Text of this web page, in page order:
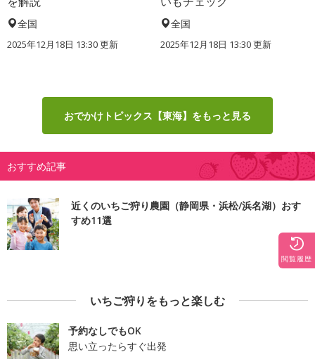
全国
2025年12月18日 13:30 更新
全国
2025年12月18日 13:30 更新
おでかけトピックス【東海】をもっと見る
おすすめ記事
近くのいちご狩り農園（静岡県・浜松/浜名湖）おす
すめ11選
いちご狩りをもっと楽しむ
予約なしでもOK
思い立ったらすぐ出発
閲覧履歴